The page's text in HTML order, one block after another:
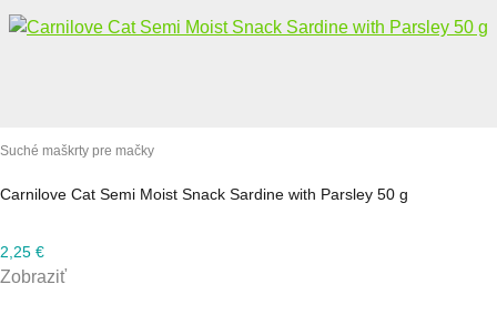
Suché maškrty pre mačky
Carnilove Cat Semi Moist Snack Sardine with Parsley 50 g
2,25 €
Zobraziť